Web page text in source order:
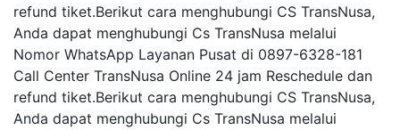
refund tiket.Berikut cara menghubungi CS TransNusa,
Anda dapat menghubungi Cs TransNusa melalui
Nomor WhatsApp Layanan Pusat di 0897-6328-181
Call Center TransNusa Online 24 jam Reschedule dan
refund tiket.Berikut cara menghubungi CS TransNusa,
Anda dapat menghubungi Cs TransNusa melalui